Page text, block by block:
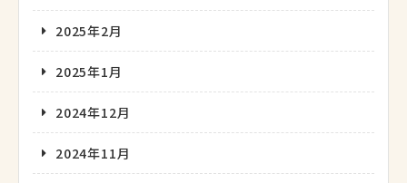
2025年2月
2025年1月
2024年12月
2024年11月